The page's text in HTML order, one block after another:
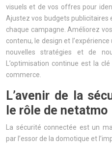
visuels et de vos offres pour
Ajustez vos budgets
chaque campagne. Améliorez
contenu, le design et
nouvelles stratégies et de
L’optimisation continue est la
commerce.
L’avenir de la
le rôle de netatmo
La sécurité connectée est un
par l’essor de la domotique et